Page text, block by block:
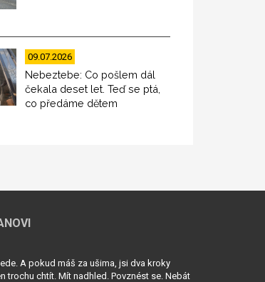
09.07.2026
Nebeztebe: Co pošlem dál
čekala deset let. Teď se ptá,
co předáme dětem
A pokud máš za ušima, jsi dva kroky
trochu chtít. Mít nadhled. Povznést se. Nebát